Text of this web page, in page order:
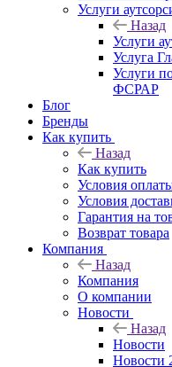
Услуги
Назад
Услуги
Услуга
Услуги
ФСРАР
Блог
Бренды
Как купить
Назад
Как купить
Условия
Условия
Гарантия на
Возврат товара
Компания
Назад
Компания
О компании
Новости
Назад
Новости
Новости